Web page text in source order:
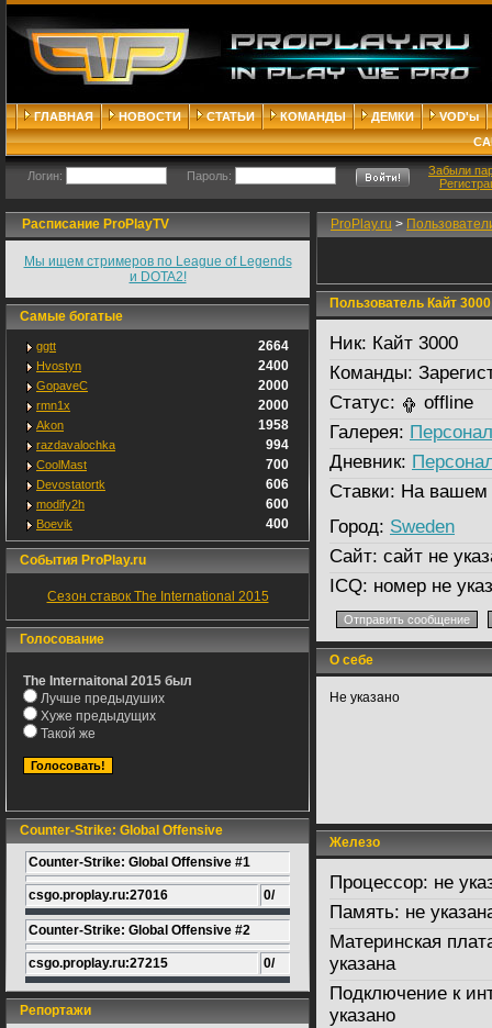
ГЛАВНАЯ НОВОСТИ СТАТЬИ КОМАНДЫ ДЕМКИ
VOD'ы
Логин: Пароль:
Забыли
Расписание ProPlayTV
Мы ищем стримеров по League of Legends
и DOTA2!
Самые богатые
ggtt 2664
Hvostyn 2400
GopaveC 2000
rmn1x 2000
Akon 1958
razdavalochka 994
CoolMast 700
Devostatortk 606
modify2h 600
Boevik 400
События ProPlay.ru
Сезон ставок The International 2015
Голосование
The Internaitonal 2015 был
Лучше предыдуших
Хуже предыдущих
Такой же
Counter-Strike: Global Offensive
Counter-Strike: Global Offensive #1
csgo.proplay.ru:27016 0/
Counter-Strike: Global Offensive #2
csgo.proplay.ru:27215 0/
Репортажи
ProPlay.ru >
Пользователь Кайт 3000
Ник: Кайт 3000
Команды:
Статус:
offline
Галерея:
Дневник:
Ставки: На вашем
Город: Sweden
Сайт: сайт не
ICQ: номер не
О себе
Не указано
Железо
Процессор: не
Память: не
Материнская
указана
Подключение к
указано